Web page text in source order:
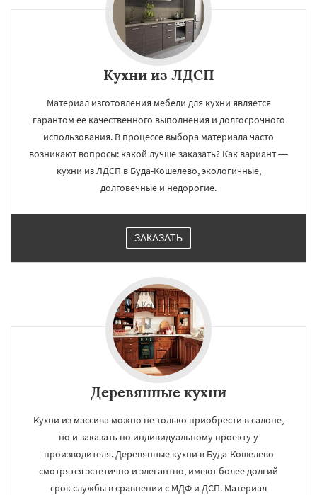
Кухни из ЛДСП
Материал изготовления мебели для кухни является
гарантом ее качественного выполнения и долгосрочного
использования. В процессе выбора материала часто
возникают вопросы: какой лучше заказать? Как вариант —
кухни из ЛДСП в Буда-Кошелево, экологичные,
долговечные и недорогие.
ЗАКАЗАТЬ
Деревянные кухни
Кухни из массива можно не только приобрести в салоне,
но и заказать по индивидуальному проекту у
производителя. Деревянные кухни в Буда-Кошелево
смотрятся эстетично и элегантно, имеют более долгий
срок службы в сравнении с МДФ и ДСП. Материал